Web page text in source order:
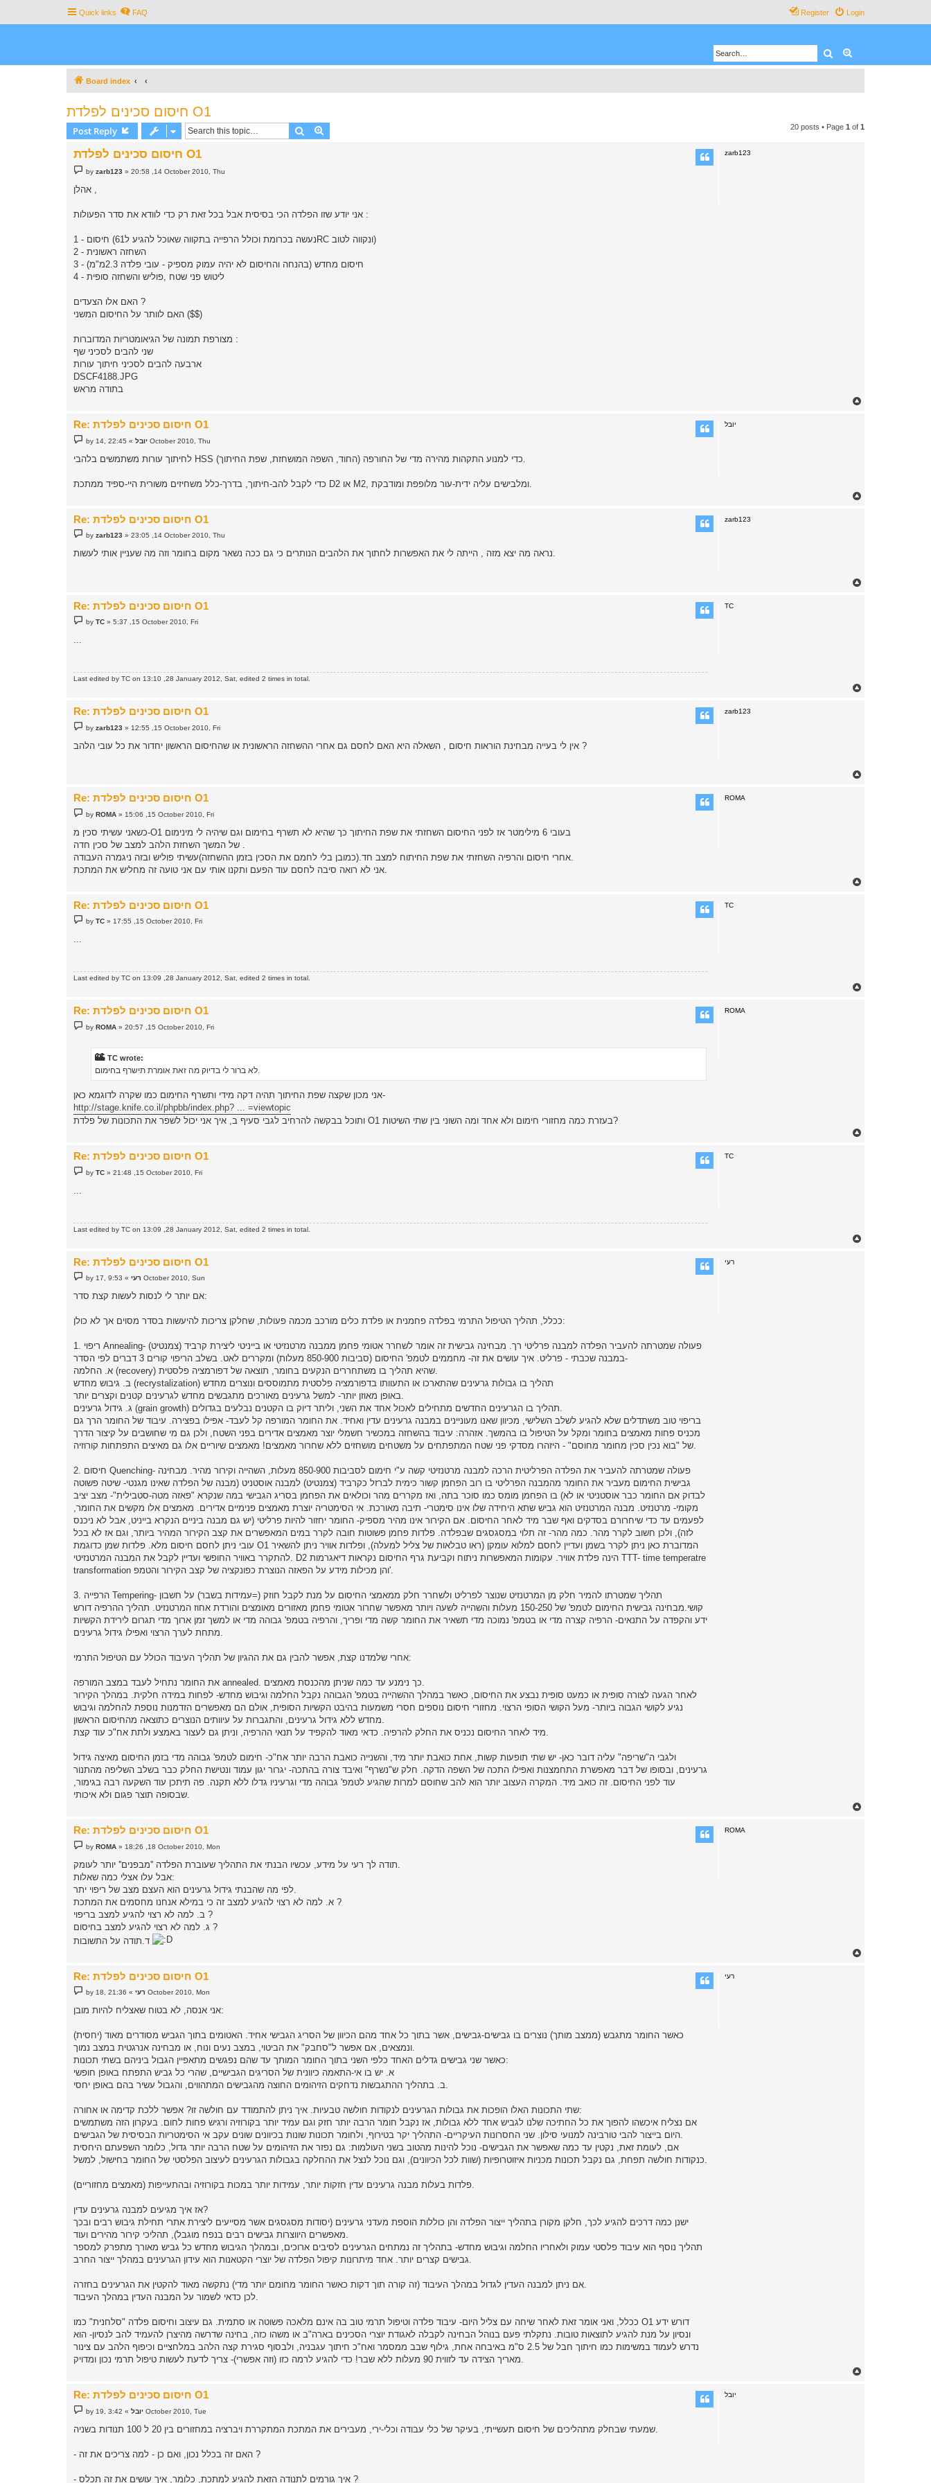
Quick links FAQ Login
Register
Search
Board index
חיסום סכינים לפלדת O1
Post Reply Search 20 posts • Page 1 of 1
zarb123 חיסום סכינים לפלדת O1
P
o
t
byzarb123 »20:58 ,14 October 2010, Thu
אהלן ,
אני יודע שזו הפלדה הכי בסיסית אבל בכל זאת רק כדי לוודא את סדר הפעולות :
1 - חיסום (נעשה בכרומת וכולל הרפייה בתקווה שאוכל להגיע ל61RC ונקווה לטוב)
2 - השחזה ראשונית
3 - חיסום מחדש (בהנחה והחיסום לא יהיה עמוק מספיק - עובי פלדה 2.3מ"מ)
4 - ליטוש פני שטח ,פוליש והשחזה סופית
האם אלו הצעדים ?
האם לוותר על החיסום המשני ($$)
מצורפת תמונה של הגיאומטריות המדוברות :
שני להבים לסכיני שף
ארבעה להבים לסכיני חיתוך עורות
DSCF4188.JPG
בתודה מראש
יובל Re: חיסום סכינים לפלדת O1
P
o
s
t
by יובל» 22:45 ,14 October 2010, Thu
zarb123 Re: חיסום סכינים לפלדת O1
P
o
t
byzarb123 »23:05 ,14 October 2010, Thu
נראה מה יצא מזה , הייתה לי את האפשרות לחתוך את הלהבים הנותרים כי גם ככה נשאר מקום בחומר וזה מה שעניין אותי לעשות.
TC Re: חיסום סכינים לפלדת O1
P
o
byTC »5:37 ,15 October 2010, Fri
...
Last edited by TC on 13:10 ,28 January 2012, Sat, edited 2 times in total.
zarb123 Re: חיסום סכינים לפלדת O1
P
o
s
t
byzarb123 » 12:55 ,15 October 2010, Fri
אין לי בעייה מבחינת הוראות חיסום , השאלה היא האם לחסם גם אחרי ההשחזה הראשונית או שהחיסום הראשון יחדור את כל עובי הלהב ?
ROMA Re: חיסום סכינים לפלדת O1
P
o
t
byROMA » 15:06 ,15 October 2010, Fri
כשאני עשיתי סכין מ-O1 בעובי 6 מילימטר אז לפני החיסום השחזתי את שפת החיתוך כך שהיא לא תשרף בחימום וגם שיהיה לי מינימום
TC Re: חיסום סכינים לפלדת O1
P
o
byTC » 17:55 ,15 October 2010, Fri
...
Last edited by TC on 13:09 ,28 January 2012, Sat, edited 2 times in total.
ROMA Re: חיסום סכינים לפלדת O1
P
o
byROMA »20:57 ,15 October 2010, Fri
TC wrote:
לא ברור לי בדיוק מה זאת אומרת תישרף בחימום.
אני מכון שקצה שפת החיתוך תהיה דקה מידי ותשרף החימום כמו שקרה לדוגמא כאן-
http://stage.knife.co.il/phpbb/index.php? ... =viewtopic
ותוכל בבקשה להרחיב לגבי סעיף ב, איך אני יכול לשפר את התכונות של פלדת O1 בעזרת כמה מחזורי חימום ולא אחד ומה השוני בין שתי השיטות?
TC Re: חיסום סכינים לפלדת O1
P
o
byTC »21:48 ,15 October 2010, Fri
Last edited by TC on 13:09 ,28 January 2012, Sat, edited 2 times in total.
רעי Re: חיסום סכינים לפלדת O1
P
o
t
by רעי» 9:53 ,17 October 2010, Sun
אם יותר לי לנסות לעשות קצת סדר:
ככלל, תהליך הטיפול התרמי בפלדה פחמנית או פלדת כלים מורכב מכמה פעולות, שחלקן צריכות להיעשות בסדר מסוים אך לא כולן:
1. ריפוי Annealing- פעולה שמטרתה להעביר הפלדה למבנה פרליטי רך. מבחינה גבישית זה אומר לשחרר אטומי פחמן ממבנה מרטנזיטי או בייניטי ליצירת קרביד (צמנטיט)
במבנה שכבתי - פרליט. איך עושים את זה- מחממים לטמפ' החיסום (סביבות 850-900 מעלות) ומקררים לאט. בשלב הריפוי קורים 3 דברים לפי הסדר-
א. החלמה (recovery) שהיא תהליך בו משתחררים הנקעים בחומר, תוצאה של דפורמציה פלסטית.
ב. גיבוש מחדש (recrystalization) תהליך בו גבולות גרעינים שהתארכו או התעוותו בדפורמציה פלסטית מתמוססים ונוצרים מחדש
באופן מאוזן יותר- למשל גרעינים מאורכים מתגבשים מחדש לגרעינים קטנים וקצרים יותר.
ג. גידול גרעינים (grain growth) תהליך בו הגרעינים החדשים מתחילים לאכול אחד את השני, וליתר דיוק בו הקטנים נבלעים בגדולים.
בריפוי טוב משתדלים שלא להגיע לשלב השלישי, מכיוון שאנו מעוניינים במבנה גרעינים עדין ואחיד. את החומר המורפה קל לעבד- אפילו בפצירה. עיבוד של החומר הרך גם
מכניס פחות מאמצים בחומר ומקל על הטיפול בו בהמשך. אזהרה: עיבוד בהשחזה במכשיר חשמלי יוצר מאמצים אדירים בפני השטח, ולכן גם מי שחושבים על קיצור הדרך
של "בוא נכין סכין מחומר מחוסם" - היזהרו מסדקי פני שטח המתפתחים על משטחים מושחזים ללא שחרור מאמצים! מאמצים שיוריים אלו גם מאיצים התפתחות קורוזיה.
2. חיסום Quenching- פעולה שמטרתה להעביר את הפלדה הפרליטית הרכה למבנה מרטנזיטי קשה ע"י חימום לסביבות 850-900 מעלות, השהייה וקירור מהיר. מבחינה
גבישית החימום מעביר את החומר מהמבנה הפרליטי בו רוב הפחמן קשור כימית לברזל כקרביד (צמנטיט) למבנה אוסטניט (מבנה של הפלדה שאינו מגנטי- שיטה פשוטה
לבדוק אם החומר כבר אוסטניטי או לא) בו הפחמן מומס כמו סוכר בתה, ואז מקררים מהר וכולאים את הפחמן בסריג הגבישי במה שנקרא "פאזה מטה-סטבילית"- מצב יציב
מקומי- מרטנזיט. מבנה המרטנזיט הוא גביש שתא היחידה שלו אינו סימטרי- תיבה מאורכת. אי הסימטריה יוצרת מאמצים פנימיים אדירים. מאמצים אלו מקשים את החומר,
לפעמים עד כדי שיחרורם בסדקים ואף שבר מיד לאחר החיסום. אם הקירור אינו מהיר מספיק- החומר יחזור להיות פרליטי (יש גם מבנה ביניים הנקרא בייניט, אבל לא ניכנס
לזה), ולכן חשוב לקרר מהר. כמה מהר- זה תלוי במסגסגים שבפלדה. פלדות פחמן פשוטות חובה לקרר במים המאפשרים את קצב הקירור המהיר ביותר, וגם אז לא בכל
עובי ניתן לחסם חיסום מלא. פלדות שמן כדוגמת O1 המדוברת כאן ניתן לקרר בשמן ועדיין לחסם למלוא עומקן (ראו טבלאות של צליל למעלה), ופלדות אוויר ניתן להשאיר
להתקרר באוויר החופשי ועדיין לקבל את המבנה המרטנזיטי. D2 הינה פלדת אוויר. עקומות המאפשרות ניתוח וקביעת גרף החיסום נקראות דיאגרמות TTT- time temperatre
transformation והן מכילות מידע על הפאזה הנוצרת כפונקציה של קצב הקירור והטמפ'.
3. הרפייה Tempering- תהליך שמטרתו להמיר חלק מן המרטנזיט שנוצר לפרליט ולשחרר חלק ממאמצי החיסום על מנת לקבל חוזק (=עמידות בשבר) על חשבון
קושי.מבחינה גבישית החימום לטמפ' של 150-250 מעלות והשהייה לשעה ויותר מאפשר שחרור אטומי פחמן מאזורים מאומצים והורדת אחוז המרטנזיט. תהליך ההרפיה דורש
ידע והקפדה על התנאים- הרפיה קצרה מדי או בטמפ' נמוכה מדי תשאיר את החומר קשה מדי ופריך, והרפיה בטמפ' גבוהה מדי או למשך זמן ארוך מדי תגרום לירידת הקשיות
מתחת לערך הרצוי ואפילו גידול גרעינים.
אחרי שלמדנו קצת, אפשר להבין גם את ההגיון של תהליך העיבוד הכולל עם הטיפול התרמי:
את החומר נתחיל לעבד במצב המורפה annealed. כך נימנע עד כמה שניתן מהכנסת מאמצים.
לאחר הגעה לצורה סופית או כמעט סופית נבצע את החיסום, כאשר במהלך ההשהייה בטמפ' הגבוהה נקבל החלמה וגיבוש מחדש- לפחות במידה חלקית. במהלך הקירור
נגיע לקושי הגבוה ביותר- מעל הקושי הסופי הרצוי. מחזורי חיסום נוספים חסרי משמעות בהיבט הקשיות הסופית, אולם הם מאפשרים הזדמנות נוספת להחלמה וגיבוש
מחדש ללא גידול גרעינים, והתגברות על עיוותים הנוצרים כתוצאה מהחיסום הראשון.
מיד לאחר החיסום נכניס את החלק להרפיה. כדאי מאוד להקפיד על תנאי ההרפיה, וניתן גם לעצור באמצע ולתת אח"כ עוד קצת.
ולגבי ה"שריפה" עליה דובר כאן- יש שתי תופעות קשות, אחת כואבת יותר מיד, והשנייה כואבת הרבה יותר אח"כ- חימום לטמפ' גבוהה מדי בזמן החיסום מאיצה גידול
גרעינים, ובסופו של דבר מאפשרת התחמצנות ואפילו התכה של השפה הדקה. חלק ש"נשרף" ואיבד צורה בהתכה- יגרור יגון עמוד ונטישת החלק כבר בשלב השליפה מהתנור
עוד לפני החיסום. זה כואב מיד. המקרה העצוב יותר הוא להב שחוסם למרות שהגיע לטמפ' גבוהה מדי וגרעיניו גדלו ללא תקנה. פה תיתכן עוד השקעה רבה בגימור,
שבסופה תוצר פגום ולא איכותי.
ROMA Re: חיסום סכינים לפלדת O1
P
o
t
byROMA » 18:26 ,18 October 2010, Mon
אבל עלו אצלי כמה שאלות:
א. למה לא רצוי להגיע למצב זה כי במילא אנחנו מחסמים את המתכת ?
ב. למה לא רצוי להגיע למצב בריפוי ?
ג. למה לא רצוי להגיע למצב בחיסום ?
רעי Re: חיסום סכינים לפלדת O1
P
o
t
by רעי» 21:36 ,18 October 2010, Mon
אני אנסה, לא בטוח שאצליח להיות מובן:
כאשר החומר מתגבש (ממצב מותך) נוצרים בו גבישים-גבישים, אשר בתוך כל אחד מהם הכיוון של הסריג הגבישי אחיד. האטומים בתוך הגביש מסודרים מאוד (יחסית)
ונמצאים, אם אפשר ל"סחבק" את הביטוי, במצב נעים ונוח, או מבחינה אנרגטית במצב נמוך.
כאשר שני גבישים גדלים האחד כלפי השני בתוך החומר המותך עד שהם נפגשים מתאפיין הגבול ביניהם בשתי תכונות:
א. יש בו אי-התאמה כיוונית של הסריגים הגבישיים, שהרי כל גביש התפתח באופן חופשי
ב. בתהליך ההתגבשות נדחקים הזיהומים החוצה מהגבישים המתהווים, והגבול עשיר בהם באופן יחסי.
שתי התכונות האלו הופכות את גבולות הגרעינים לנקודות חולשה טבעיות. איך ניתן להתמודד עם חולשה זו? אפשר ללכת קדימה או אחורה:
אם נצליח איכשהו להפוך את כל החתיכה שלנו לגביש אחד ללא גבולות, אז נקבל חומר הרבה יותר חזק וגם עמיד יותר בקורוזיה ורגיש פחות לחום. בעקרון הזה משתמשים
היום בייצור להבי טורבינה למנועי סילון. שני החסרונות העיקריים- התהליך יקר בטירוף, ולחומר תכונות שונות בכיוונים שונים עקב אי הסימטריות הבסיסית של הגבישים.
אם, לעומת זאת, נקטין עד כמה שאפשר את הגבישים- נוכל להינות מהטוב בשני העולמות: גם נפזר את הזיהומים על שטח הרבה יותר גדול, כלומר השפעתם היחסית
כנקודות חולשה תפחת, גם נקבל תכונות מכניות איזוטרופיות (שוות לכל הכיוונים), וגם נוכל לנצל את ההחלקה בגבולות הגרעינים לעיצוב הפלסטי של החומר בחישול, למשל.
פלדות בעלות מבנה גרעינים עדין חזקות יותר, עמידות יותר במכות בקורוזיה ובהתעייפות (מאמצים מחזוריים).
אז איך מגיעים למבנה גרעינים עדין?
ישנן כמה דרכים להגיע לכך, חלקן מקורן בתהליך ייצור הפלדה והן כוללות הוספת מעדני גרעינים (יסודות מסגסגים אשר מסייעים ליצירת אתרי תחילת גיבוש רבים ובכך
מאפשרים היווצרות גבישים רבים בנפח מוגבל), תהליכי קירור מהירים ועוד.
תהליך נוסף הוא עיבוד פלסטי עמוק ולאחריו החלמה וגיבוש מחדש- בתהליך זה נמתחים הגרעינים לסיבים ארוכים, ובמהלך הגיבוש מחדש כל גביש מאורך מתפרק למספר
גבישים קצרים יותר. אחד מיתרונות קיפול הפלדה של יוצרי הקטאנות הוא עידון הגרעינים במהלך ייצור החרב.
אם ניתן למבנה העדין לגדול במהלך העיבוד (זה קורה תוך דקות כאשר החומר מחומם יותר מדי) נתקשה מאוד להקטין את הגרעינים בחזרה.
לכן כדאי לשמור על המבנה העדין במהלך העיבוד.
ככלל, ואני אומר זאת לאחר שיחה עם צליל היום- עיבוד פלדה וטיפול תרמי טוב בה אינם מלאכה פשוטה או סתמית. גם עיצוב וחיסום פלדה "סלחנית" כמו O1 דורש ידע
ונסיון על מנת להגיע לתוצאות טובות. נתקלתי פעם בנוהל הבחינה לקבלה לאגודת יוצרי הסכינים בארה"ב או משהו כזה, בחינה שדרשה מהיצרן להעמיד להב לנסיון- הוא
נדרש לעמוד במשימות כמו חיתוך חבל של 2.5 ס"מ באיבחה אחת, גילוף שבב ממסמר ואח"כ חיתוך עגבניה, ולבסוף סגירת קצה הלהב במלחציים וכיפוף הלהב עם צינור
מאריך הצידה עד לזווית 90 מעלות ללא שבר! כדי להגיע לרמה כזו (וזה אפשרי)- צריך לדעת לעשות טיפול תרמי נכון ומדויק.
יובל Re: חיסום סכינים לפלדת O1
P
o
t
by יובל» 3:42 ,19 October 2010, Tue
- האם זה בכלל נכון, ואם כן - למה צריכים את זה ?
- איך גורמים לתנודה הזאת להגיע למתכת, כלומר, איך עושים את זה תכלס ?